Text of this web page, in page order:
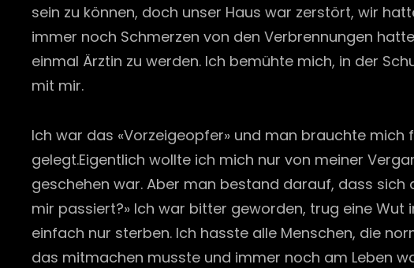
sein zu können, doch unser Haus war zerstört, wir
immer noch Schmerzen von den Verbrennungen
einmal Ärztin zu werden. Ich bemühte mich, in der
mit mir.
Ich war das «Vorzeigeopfer» und man brauchte
gelegt.Eigentlich wollte ich mich nur von meiner
geschehen war. Aber man bestand darauf, dass
mir passiert?» Ich war bitter geworden, trug eine Wut
einfach nur sterben. Ich hasste alle Menschen, die
das mitmachen musste und immer noch am Leben